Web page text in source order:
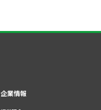
企業情報